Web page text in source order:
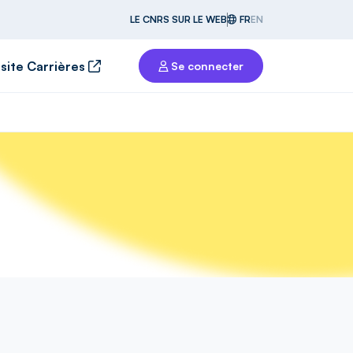
LE CNRS SUR LE WEB FREN
Carrières Se connecter